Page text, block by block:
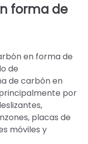
forma de
en forma de
de
de carbón en
por
placas de
móviles y